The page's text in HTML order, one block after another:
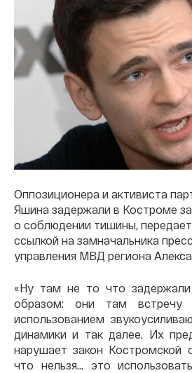
Оппозиционера и активиста
Яшина задержали в Костроме
о соблюдении тишины,
ссылкой на замначальника
управления МВД региона
«Ну там не то что
образом: они там встречу
использованием
динамики и так далее. Их
нарушает закон Костромской
что нельзя… это